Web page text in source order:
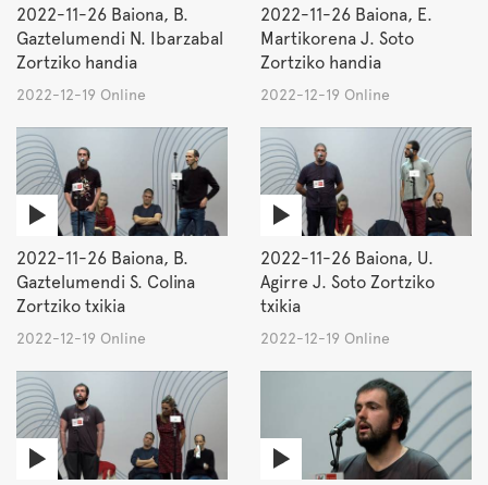
2022-11-26 Baiona, B.
Gaztelumendi N. Ibarzabal
Zortziko handia
2022-12-19 Online
2022-11-26 Baiona, E.
Martikorena J. Soto
Zortziko handia
2022-12-19 Online
2022-11-26 Baiona, B.
Gaztelumendi S. Colina
Zortziko txikia
2022-12-19 Online
2022-11-26 Baiona, U.
Agirre J. Soto Zortziko
txikia
2022-12-19 Online